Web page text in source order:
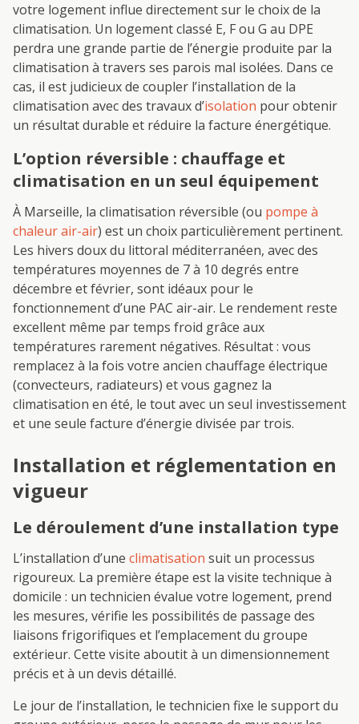
votre logement influe directement sur le choix de la
climatisation. Un logement classé E, F ou G au DPE
perdra une grande partie de l’énergie produite par la
climatisation à travers ses parois mal isolées. Dans ce
cas, il est judicieux de coupler l’installation de la
climatisation avec des travaux d’isolation pour obtenir
un résultat durable et réduire la facture énergétique.
L’option réversible : chauffage et
climatisation en un seul équipement
À Marseille, la climatisation réversible (ou pompe à
chaleur air-air) est un choix particulièrement pertinent.
Les hivers doux du littoral méditerranéen, avec des
températures moyennes de 7 à 10 degrés entre
décembre et février, sont idéaux pour le
fonctionnement d’une PAC air-air. Le rendement reste
excellent même par temps froid grâce aux
températures rarement négatives. Résultat : vous
remplacez à la fois votre ancien chauffage électrique
(convecteurs, radiateurs) et vous gagnez la
climatisation en été, le tout avec un seul investissement
et une seule facture d’énergie divisée par trois.
Installation et réglementation en
vigueur
Le déroulement d’une installation type
L’installation d’une climatisation suit un processus
rigoureux. La première étape est la visite technique à
domicile : un technicien évalue votre logement, prend
les mesures, vérifie les possibilités de passage des
liaisons frigorifiques et l’emplacement du groupe
extérieur. Cette visite aboutit à un dimensionnement
précis et à un devis détaillé.
Le jour de l’installation, le technicien fixe le support du